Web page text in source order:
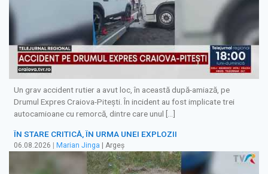
Un grav accident rutier a avut loc, în această după-amiază, pe
Drumul Expres Craiova-Pitești. În incident au fost implicate trei
autocamioane cu remorcă, dintre care unul […]
ÎN STARE CRITICĂ, ÎN URMA UNEI EXPLOZII
06.08.2026 Marian Jinga | Argeș